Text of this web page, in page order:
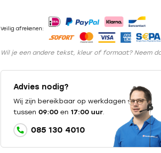
Veilig afrekenen:
Wil je een andere tekst, kleur of formaat? Neem
Advies nodig?
Wij zijn bereikbaar op werkdagen
tussen 09:00en 17:00 uur.
085 130 4010